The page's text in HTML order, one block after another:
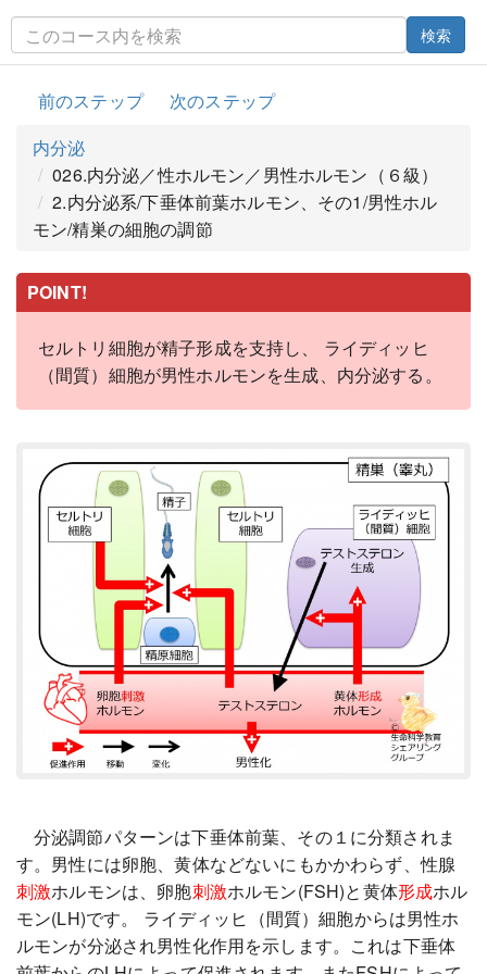
検索
前のステップ
次のステップ
内分泌
026.内分泌／性ホルモン／男性ホルモン（６級）
2.内分泌系/下垂体前葉ホルモン、その1/男性ホル
モン/精巣の細胞の調節
POINT!
セルトリ細胞が精子形成を支持し、 ライディッヒ
（間質）細胞が男性ホルモンを生成、内分泌する。
分泌調節パターンは下垂体前葉、その１に分類されま
す。男性には卵胞、黄体などないにもかかわらず、性腺
刺激ホルモンは、卵胞刺激ホルモン(FSH)と黄体形成ホル
モン(LH)です。 ライディッヒ（間質）細胞からは男性ホ
ルモンが分泌され男性化作用を示します。これは下垂体